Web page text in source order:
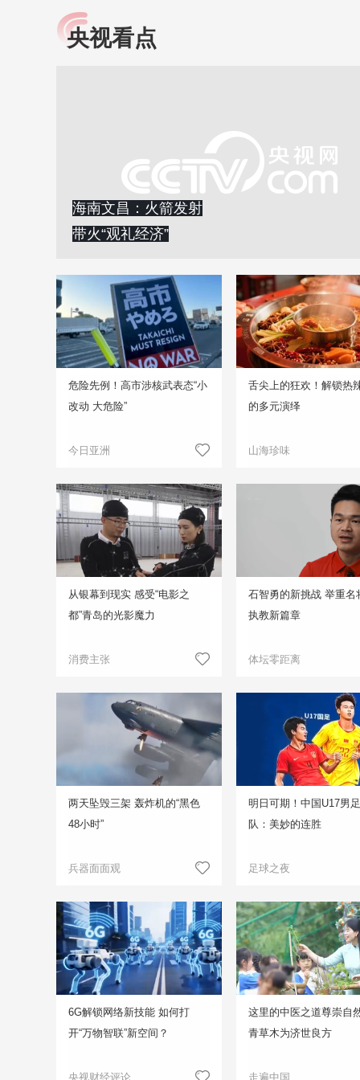
小央视频
知识！
央视看点
海南文昌：火箭发射
带火“观礼经济”
危险先例！高市涉核武表态“小
改动 大危险”
今日亚洲
舌尖上的狂欢！解锁热
的多元演绎
山海珍味
从银幕到现实 感受“电影之
都”青岛的光影魔力
消费主张
石智勇的新挑战 举重名
执教新篇章
体坛零距离
两天坠毁三架 轰炸机的“黑色
48小时”
兵器面面观
明日可期！中国U17男
队：美妙的连胜
足球之夜
6G解锁网络新技能 如何打
开“万物智联”新空间？
央视财经评论
这里的中医之道尊崇自
青草木为济世良方
走遍中国